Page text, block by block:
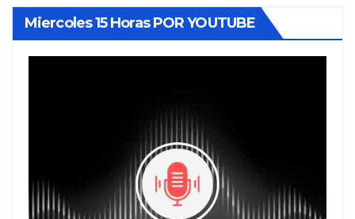
Miercoles 15 Horas POR YOUTUBE